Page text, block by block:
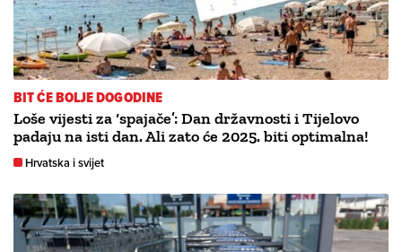
BIT ĆE BOLJE DOGODINE
Loše vijesti za ‘spajače’: Dan državnosti i Tijelovo
padaju na isti dan. Ali zato će 2025. biti optimalna!
Hrvatska i svijet